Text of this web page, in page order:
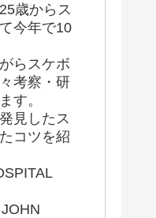
歳からス
今年で10
らスケボ
考察・研
す。
見したス
コツを紹